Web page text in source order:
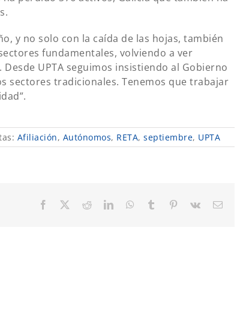
y no solo con la caída de las hojas, también
fundamentales, volviendo a ver
UPTA seguimos insistiendo al Gobierno
sectores tradicionales. Tenemos que trabajar
Afiliación, Autónomos, RETA, septiembre, UPTA
Facebook RedditLinkedInWhatsApp
Tumblr Pinterest
Vk
Correo